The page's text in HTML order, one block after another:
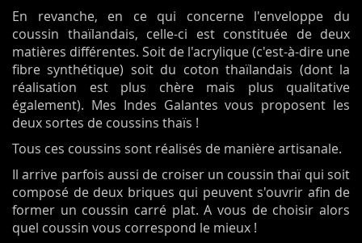
En revanche, en ce qui concerne l'enveloppe du
coussin thaïlandais, celle-ci est constituée de deux
matières différentes. Soit de l'acrylique (c'est-à-dire une
fibre synthétique) soit du coton thaïlandais (dont la
réalisation est plus chère mais plus qualitative
également). Mes Indes Galantes vous proposent les
deux sortes de coussins thaïs !
Tous ces coussins sont réalisés de manière artisanale.
Il arrive parfois aussi de croiser un coussin thaï qui soit
composé de deux briques qui peuvent s'ouvrir afin de
former un coussin carré plat. A vous de choisir alors
quel coussin vous correspond le mieux !